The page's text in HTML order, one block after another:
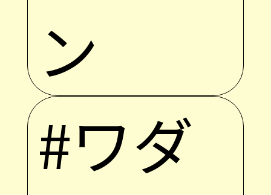
ン
#ワダ